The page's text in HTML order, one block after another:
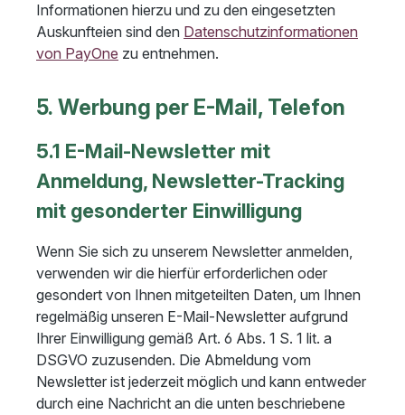
Informationen hierzu und zu den eingesetzten
Auskunfteien sind den Datenschutzinformationen
von PayOne zu entnehmen.
5. Werbung per E-Mail, Telefon
5.1 E-Mail-Newsletter mit
Anmeldung, Newsletter-Tracking
mit gesonderter Einwilligung
Wenn Sie sich zu unserem Newsletter anmelden,
verwenden wir die hierfür erforderlichen oder
gesondert von Ihnen mitgeteilten Daten, um Ihnen
regelmäßig unseren E-Mail-Newsletter aufgrund
Ihrer Einwilligung gemäß Art. 6 Abs. 1 S. 1 lit. a
DSGVO zuzusenden. Die Abmeldung vom
Newsletter ist jederzeit möglich und kann entweder
durch eine Nachricht an die unten beschriebene